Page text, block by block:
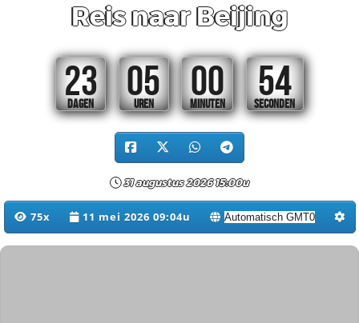
Reis naar Beijing
23
DAGEN
05
UREN
00
MINUTEN
54
SECONDEN
31 augustus 2026 15:00u
75x 11 mei 2026 09:04u